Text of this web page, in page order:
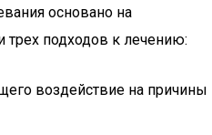
основано на
подходов к лечению:
воздействие на причины